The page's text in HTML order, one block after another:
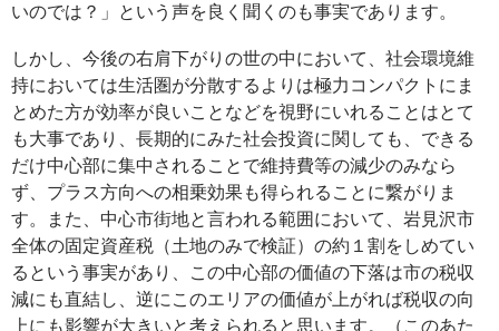
いのでは？」という声を良く聞くのも事実であります。
しかし、今後の右肩下がりの世の中において、社会環境維
持においては生活圏が分散するよりは極力コンパクトにま
とめた方が効率が良いことなどを視野にいれることはとて
も大事であり、長期的にみた社会投資に関しても、できる
だけ中心部に集中されることで維持費等の減少のみなら
ず、プラス方向への相乗効果も得られることに繋がりま
す。また、中心市街地と言われる範囲において、岩見沢市
全体の固定資産税（土地のみで検証）の約１割をしめてい
るという事実があり、この中心部の価値の下落は市の税収
減にも直結し、逆にこのエリアの価値が上がれば税収の向
上にも影響が大きいと考えられると思います。（このあた